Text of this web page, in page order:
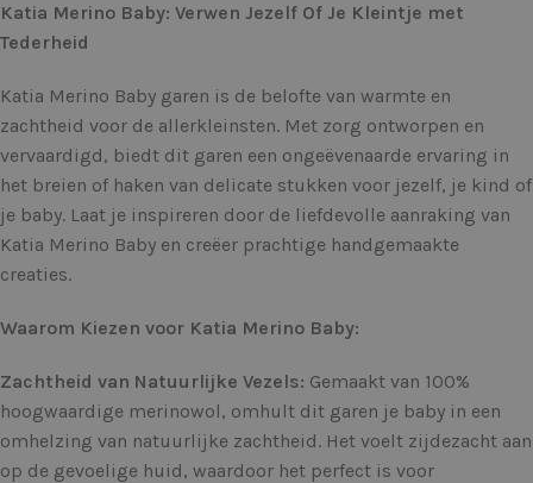
Katia Merino Baby: Verwen Jezelf Of Je Kleintje met
Tederheid
Katia Merino Baby garen is de belofte van warmte en
zachtheid voor de allerkleinsten. Met zorg ontworpen en
vervaardigd, biedt dit garen een ongeëvenaarde ervaring in
het breien of haken van delicate stukken voor jezelf, je kind of
je baby. Laat je inspireren door de liefdevolle aanraking van
Katia Merino Baby en creëer prachtige handgemaakte
creaties.
Waarom Kiezen voor Katia Merino Baby:
Zachtheid van Natuurlijke Vezels: Gemaakt van 100%
hoogwaardige merinowol, omhult dit garen je baby in een
omhelzing van natuurlijke zachtheid. Het voelt zijdezacht aan
op de gevoelige huid, waardoor het perfect is voor